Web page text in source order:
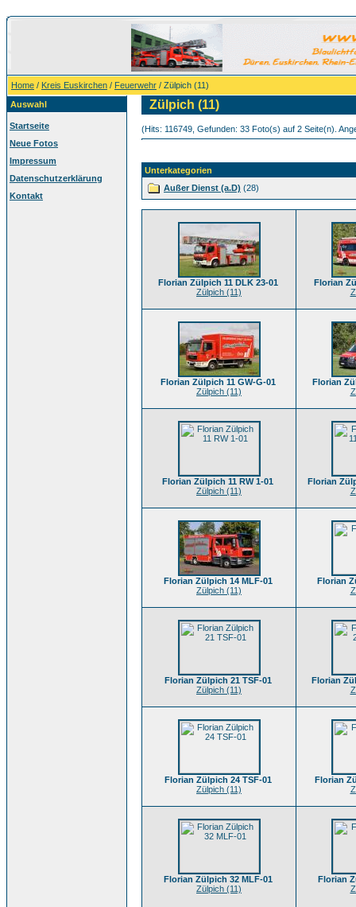
Home / Kreis Euskirchen / Feuerwehr / Zülpich (11)
Auswahl
Startseite
Neue Fotos
Impressum
Datenschutzerklärung
Kontakt
Zülpich (11)
(Hits: 116749, Gefunden: 33 Foto(s) auf 2 Seite(n).
Unterkategorien
Außer Dienst (a.D) (28)
Florian Zülpich 11 DLK 23-01
Zülpich (11)
Florian
Florian Zülpich 11 GW-G-01
Zülpich (11)
Florian
Florian Zülpich 11 RW 1-01
Zülpich (11)
Florian
Florian Zülpich 14 MLF-01
Zülpich (11)
Florian
Florian Zülpich 21 TSF-01
Zülpich (11)
Florian
Florian Zülpich 24 TSF-01
Zülpich (11)
Florian
Florian Zülpich 32 MLF-01
Zülpich (11)
Florian